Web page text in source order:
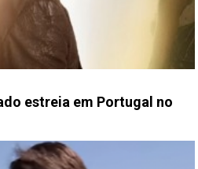
estreia em Portugal no